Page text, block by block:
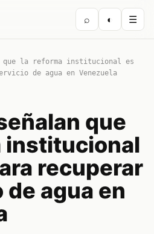
⌕ ◐ ☰
que la reforma institucional es
de agua en Venezuela
que
institucional
recuperar
agua en